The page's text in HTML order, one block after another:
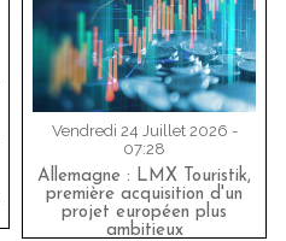
Vendredi 24 Juillet 2026 -
07:28
Allemagne : LMX Touristik,
première acquisition d'un
projet européen plus
ambitieux